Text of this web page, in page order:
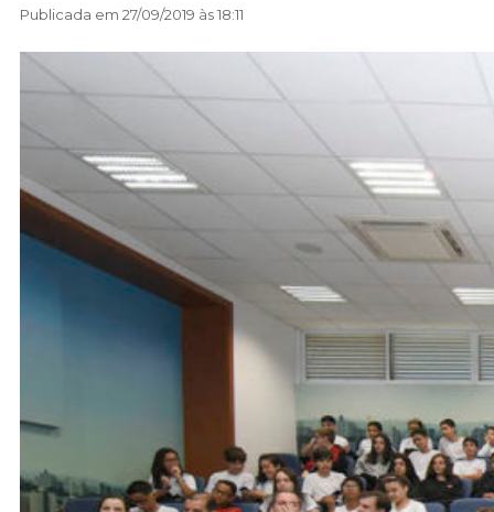
Publicada em 27/09/2019 às 18:11